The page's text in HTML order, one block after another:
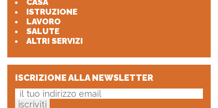
CASA
ISTRUZIONE
LAVORO
SALUTE
ALTRI SERVIZI
ISCRIZIONE ALLA NEWSLETTER